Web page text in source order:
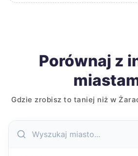
Porównaj z
Gdzie zrobisz to taniej niż w